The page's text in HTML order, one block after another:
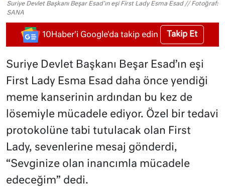
Suriye Devlet Başkanı Beşar Esad'ın eşi First Lady Esma Esad // Fotoğraf:
SANA
10Haber'i Google'da takip edin Takip Et
Suriye Devlet Başkanı Beşar Esad’ın eşi
First Lady Esma Esad daha önce yendiği
meme kanserinin ardından bu kez de
lösemiyle mücadele ediyor. Özel bir tedavi
protokolüne tabi tutulacak olan First
Lady, sevenlerine mesaj gönderdi,
“Sevginize olan inancımla mücadele
edeceğim” dedi.